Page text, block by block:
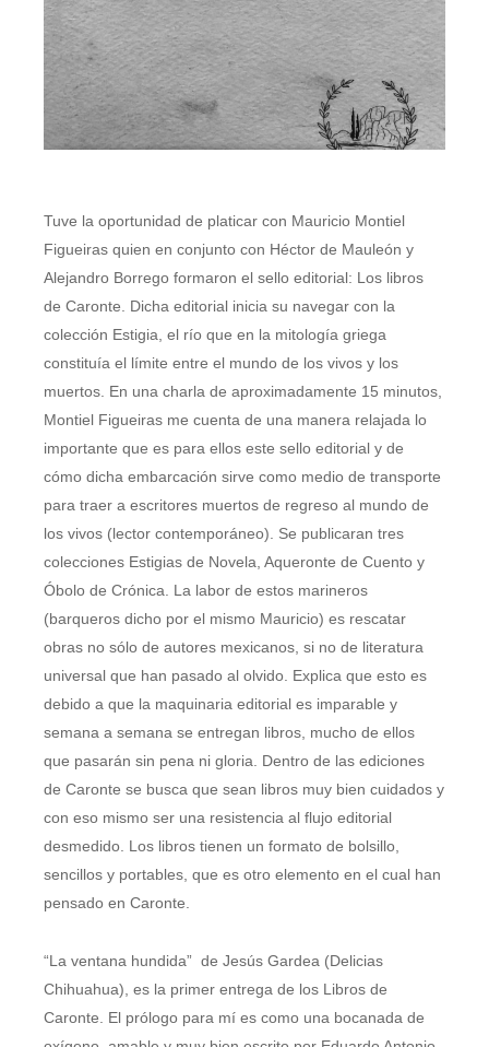
Tuve la oportunidad de platicar con Mauricio Montiel
Figueiras quien en conjunto con Héctor de Mauleón y
Alejandro Borrego formaron el sello editorial: Los libros
de Caronte. Dicha editorial inicia su navegar con la
colección Estigia, el río que en la mitología griega
constituía el límite entre el mundo de los vivos y los
muertos. En una charla de aproximadamente 15 minutos,
Montiel Figueiras me cuenta de una manera relajada lo
importante que es para ellos este sello editorial y de
cómo dicha embarcación sirve como medio de transporte
para traer a escritores muertos de regreso al mundo de
los vivos (lector contemporáneo). Se publicaran tres
colecciones Estigias de Novela, Aqueronte de Cuento y
Óbolo de Crónica. La labor de estos marineros
(barqueros dicho por el mismo Mauricio) es rescatar
obras no sólo de autores mexicanos, si no de literatura
universal que han pasado al olvido. Explica que esto es
debido a que la maquinaria editorial es imparable y
semana a semana se entregan libros, mucho de ellos
que pasarán sin pena ni gloria. Dentro de las ediciones
de Caronte se busca que sean libros muy bien cuidados y
con eso mismo ser una resistencia al flujo editorial
desmedido. Los libros tienen un formato de bolsillo,
sencillos y portables, que es otro elemento en el cual han
pensado en Caronte.
“La ventana hundida” de Jesús Gardea (Delicias
Chihuahua), es la primer entrega de los Libros de
Caronte. El prólogo para mí es como una bocanada de